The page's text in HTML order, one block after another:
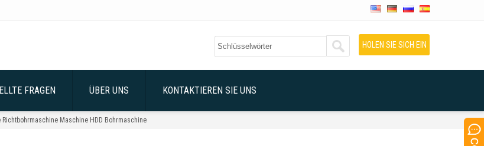
HOLEN SIE SICH EIN
FRAGEN ÜBER UNS KONTAKTIEREN SIE UNS
Maschine HDD Bohrmaschine